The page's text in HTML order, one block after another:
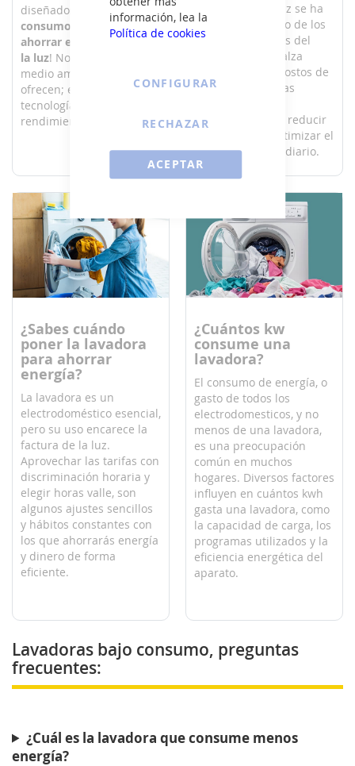
información, lea la
Política de cookies
ACEPTAR
CONFIGURAR
RECHAZAR
diseñados para
reducir el
consumo energético y
ahorrar en tu factura de
la luz! No solo cuidan el
medio ambiente, sino que
ofrecen; eficiencia,
tecnología avanzada y un
rendimiento excepcional.
El recibo de la luz se ha
convertido en uno de los
principales gastos del
hogar. Frente al alza
continua en los costos de
la energía, muchas
alternativas para reducir
su consumo y optimizar el
gasto energético diario.
¿Sabes cuándo
poner la lavadora
para ahorrar
energía?
La lavadora es un
electrodoméstico esencial,
pero su uso encarece la
factura de la luz.
Aprovechar las tarifas con
discriminación horaria y
elegir horas valle, son
algunos ajustes sencillos
y hábitos constantes con
los que ahorrarás energía
y dinero de forma
eficiente.
¿Cuántos kw
consume una
lavadora?
El consumo de energía, o
gasto de todos los
electrodomesticos, y no
menos de una lavadora,
es una preocupación
común en muchos
hogares. Diversos factores
influyen en cuántos kwh
gasta una lavadora, como
la capacidad de carga, los
programas utilizados y la
eficiencia energética del
aparato.
Lavadoras bajo consumo, preguntas
frecuentes:
¿Cuál es la lavadora que consume menos
energía?